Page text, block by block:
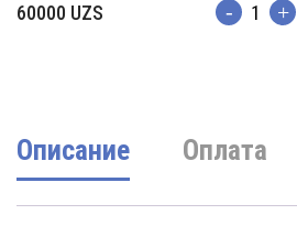
60000 UZS Количество
Описание Оплата